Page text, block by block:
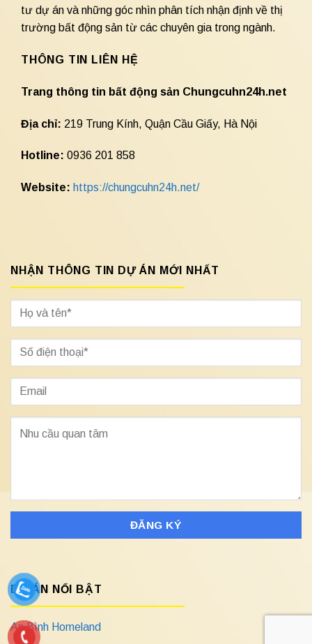
tư dự án và những góc nhìn phân tích nhận định về thị
trường bất động sản từ các chuyên gia trong ngành.
THÔNG TIN LIÊN HỆ
Trang thông tin bất động sản Chungcuhn24h.net
Địa chỉ: 219 Trung Kính, Quận Cầu Giấy, Hà Nội
Hotline: 0936 201 858
Website: https://chungcuhn24h.net/
NHẬN THÔNG TIN DỰ ÁN MỚI NHẤT
DỰ ÁN NỔI BẬT
An Bình Homeland